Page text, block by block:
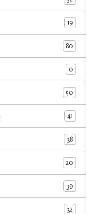
19
80
0
50
41
38
20
39
32